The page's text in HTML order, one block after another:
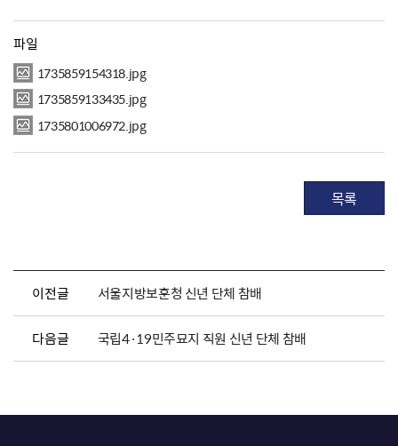
파일
1735859154318.jpg
1735859133435.jpg
1735801006972.jpg
목록
이전글 서울지방보훈청 신년 단체 참배
다음글 국립4·19민주묘지 직원 신년 단체 참배